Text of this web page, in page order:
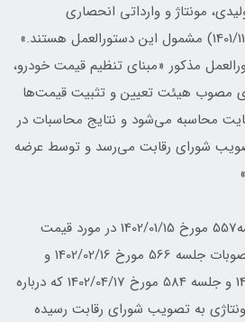
مونتاژ و وارداتی انحصاری
تشخیص و از این پس (1401/11/11) مشمول این دستورالعمل هستند.»
1-3 ماده 3 دستورالعمل مذکور «مبنای تنظیم قیمت خودرو،
مصوب هیئت تعیین و تثبیت قیمت‌ها
محاسبه می‌شود و نتایج محاسبات در
تصویب شورای رقابت می‌رسد و توسط عرضه
و نیز به استناد مصوبه جلسه557 مورخ 1402/01/15 در مورد قیمت
خودروهای غیرمونتاژی و مصوبات جلسه 566 مورخ 1402/02/16 و
جلسه 572 مورخ 1402/03/06 و جلسه 584 مورخ 1402/04/17 که درباره
به تصویب شورای رقابت رسیده